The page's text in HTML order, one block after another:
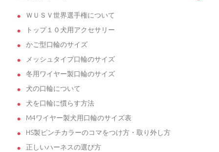
ＷＵＳＶ世界選手権について
トップ１０犬用アクセサリー
かご型口輪のサイズ
メッシュタイプ口輪のサイズ
冬用ワイヤー製口輪のサイズ
犬の口輪について
犬を口輪に慣らす方法
M4ワイヤー製犬用口輪のサイズ表
HS製ピンチカラーのコマをつけ方・取り外し方
正しいハーネスの選び方